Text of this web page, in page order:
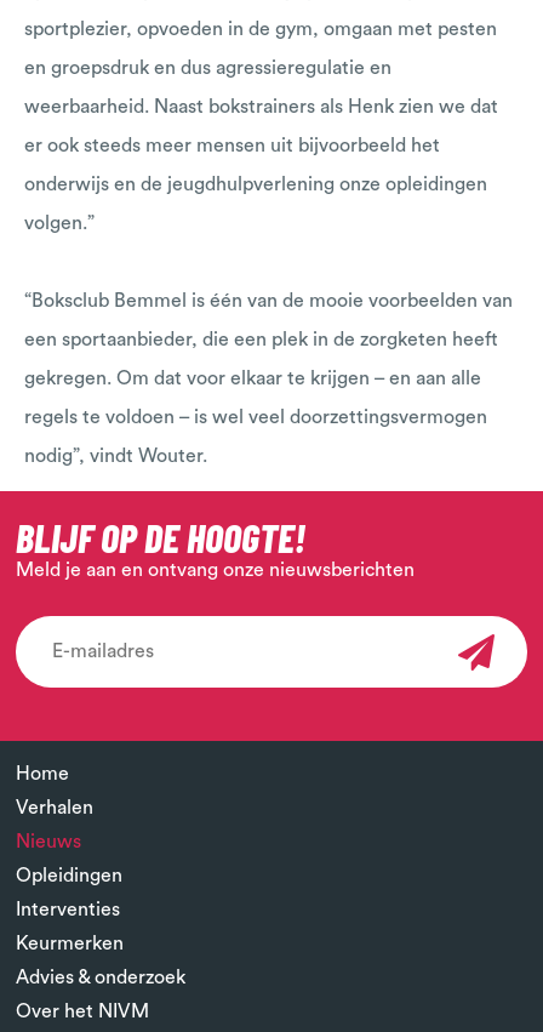
sportplezier, opvoeden in de gym, omgaan met pesten
en groepsdruk en dus agressieregulatie en
weerbaarheid. Naast bokstrainers als Henk zien we dat
er ook steeds meer mensen uit bijvoorbeeld het
onderwijs en de jeugdhulpverlening onze opleidingen
volgen.”
“Boksclub Bemmel is één van de mooie voorbeelden van
een sportaanbieder, die een plek in de zorgketen heeft
gekregen. Om dat voor elkaar te krijgen – en aan alle
regels te voldoen – is wel veel doorzettingsvermogen
nodig”, vindt Wouter.
BLIJF OP DE HOOGTE!
Meld je aan en ontvang onze nieuwsberichten
Home
Verhalen
Nieuws
Opleidingen
Interventies
Keurmerken
Advies & onderzoek
Over het NIVM